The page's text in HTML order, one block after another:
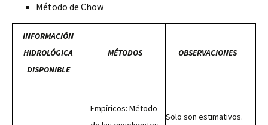
Método de Chow
INFORMACIÓN
HIDROLÓGICA
DISPONIBLE
MÉTODOS OBSERVACIONES
Empíricos: Método
Solo son estimativos.